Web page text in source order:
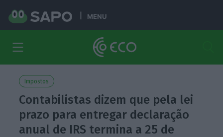
MENU
Impostos
Contabilistas dizem que pela lei
prazo para entregar declaração
anual de IRS termina a 25 de